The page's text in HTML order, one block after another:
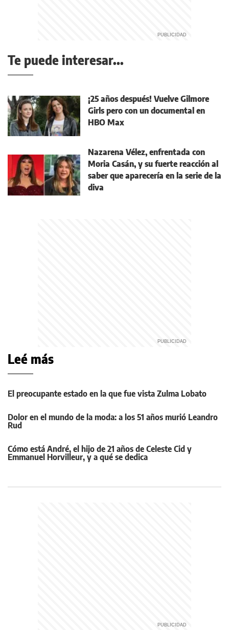
Te puede interesar...
¡25 años después! Vuelve Gilmore
Girls pero con un documental en
HBO Max
Nazarena Vélez, enfrentada con
Moria Casán, y su fuerte reacción al
saber que aparecería en la serie de la
diva
Leé más
El preocupante estado en la que fue vista Zulma Lobato
Dolor en el mundo de la moda: a los 51 años murió Leandro
Rud
Cómo está André, el hijo de 21 años de Celeste Cid y
Emmanuel Horvilleur, y a qué se dedica